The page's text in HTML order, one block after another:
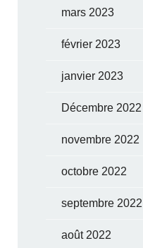
mars 2023
février 2023
janvier 2023
Décembre 2022
novembre 2022
octobre 2022
septembre 2022
août 2022